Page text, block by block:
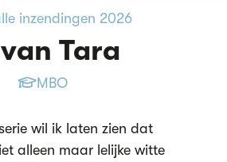
inzendingen 2026
Tara
MBO
wil ik laten zien dat
alleen maar lelijke witte